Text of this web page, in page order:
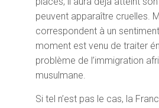
peuvent apparaître cruelles.
correspondent à un
moment est venu de traiter
problème de l’immigration
musulmane.
Si tel n’est pas le cas, la